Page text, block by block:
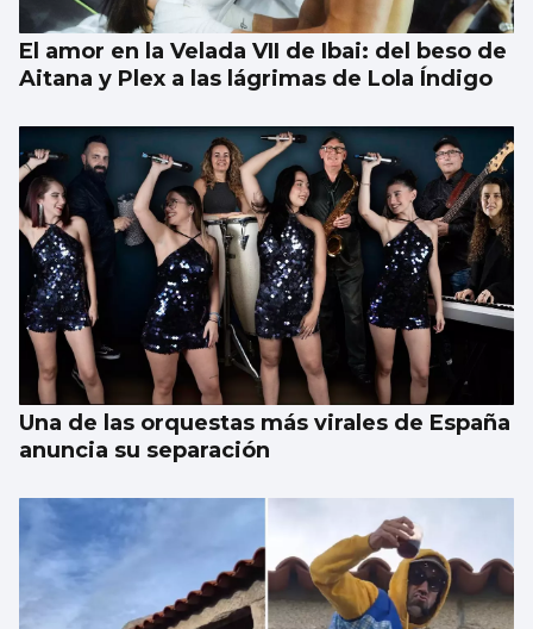
El amor en la Velada VII de Ibai: del beso de
Aitana y Plex a las lágrimas de Lola Índigo
Una de las orquestas más virales de España
anuncia su separación